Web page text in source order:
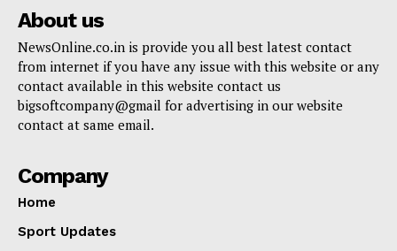
About us
NewsOnline.co.in is provide you all best latest contact
from internet if you have any issue with this website or any
contact available in this website contact us
bigsoftcompany@gmail for advertising in our website
contact at same email.
Company
Home
Sport Updates